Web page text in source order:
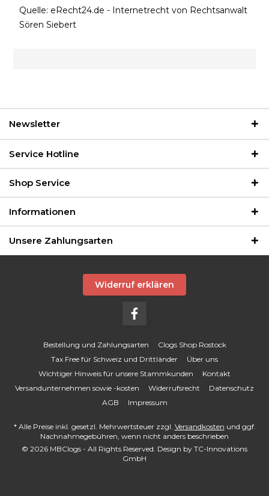
Quelle: eRecht24.de - Internetrecht von Rechtsanwalt
Sören Siebert
Newsletter
Service Hotline
Shop Service
Informationen
Unsere Zahlungsarten
Widerruf erklären
Bestellung und Zahlungsarten
Clogs Shop Rostock
Tax Free für Schweiz und Drittländer
Über uns
Wichtiger Hinweis für unsere Stammkunden
Kontakt
Versandunternehmen sowie -kosten
Widerrufsrecht
Datenschutz
AGB
Impressum
* Alle Preise inkl. gesetzl. Mehrwertsteuer zzgl. Versandkosten und ggf.
Nachnahmegebühren, wenn nicht anders beschrieben
© 2026 MBClogs - All Rights Reserved. Design by TC-Innovations
GmbH